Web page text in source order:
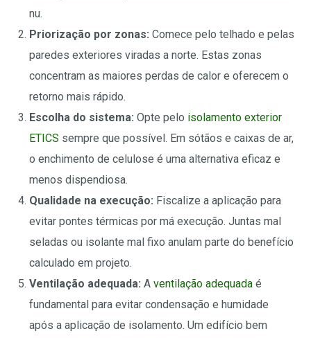
nu.
Priorização por zonas: Comece pelo telhado e pelas
paredes exteriores viradas a norte. Estas zonas
concentram as maiores perdas de calor e oferecem o
retorno mais rápido.
Escolha do sistema: Opte pelo isolamento exterior
ETICS sempre que possível. Em sótãos e caixas de ar,
o enchimento de celulose é uma alternativa eficaz e
menos dispendiosa.
Qualidade na execução: Fiscalize a aplicação para
evitar pontes térmicas por má execução. Juntas mal
seladas ou isolante mal fixo anulam parte do benefício
calculado em projeto.
Ventilação adequada: Aventilação adequada é
fundamental para evitar condensação e humidade
após a aplicação de isolamento. Um edifício bem